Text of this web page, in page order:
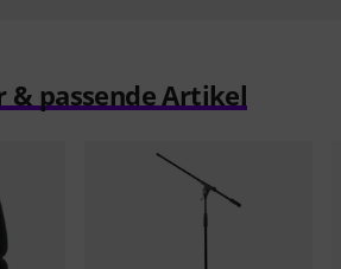
& passende Artikel